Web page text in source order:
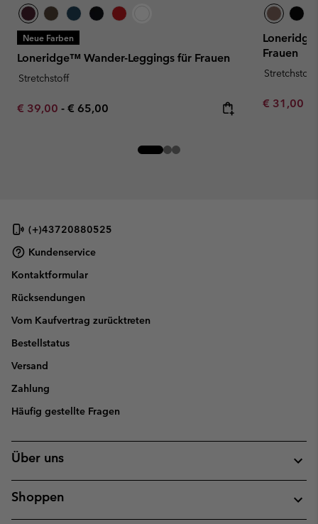
Neue Farben
Loneridge™ Wander-Leggings für Frauen
Stretchstoff
Minimum sale price:
€ 39,00 - Maximum price:
€ 65,00
Frauen
Stretchstoff
Minimum
€ 31,00
(+)43720880525
Kundenservice
Kontaktformular
Rücksendungen
Vom Kaufvertrag zurücktreten
Bestellstatus
Versand
Zahlung
Häufig gestellte Fragen
Über uns
Shoppen